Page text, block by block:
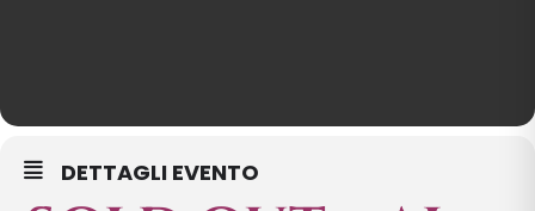
DETTAGLI EVENTO